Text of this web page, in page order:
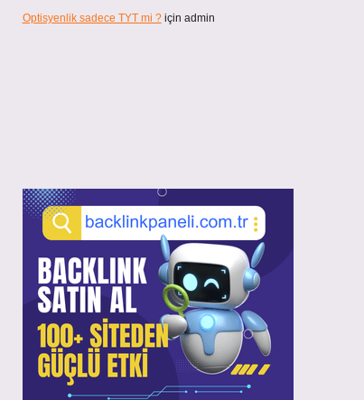
Optisyenlik sadece TYT mi ?için admin